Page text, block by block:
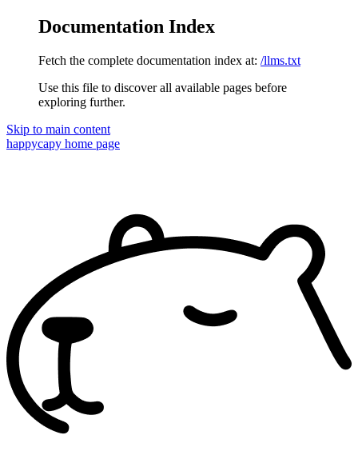
Documentation Index
Fetch the complete documentation index at: /llms.txt
Use this file to discover all available pages before
exploring further.
Skip to main content
happycapy home page